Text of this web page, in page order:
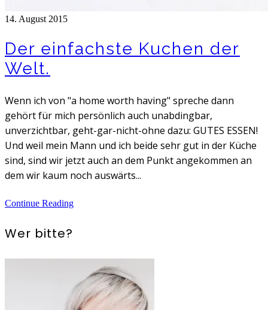
14. August 2015
Der einfachste Kuchen der
Welt.
Wenn ich von "a home worth having" spreche dann
gehört für mich persönlich auch unabdingbar,
unverzichtbar, geht-gar-nicht-ohne dazu: GUTES ESSEN!
Und weil mein Mann und ich beide sehr gut in der Küche
sind, sind wir jetzt auch an dem Punkt angekommen an
dem wir kaum noch auswärts...
Continue Reading
Wer bitte?